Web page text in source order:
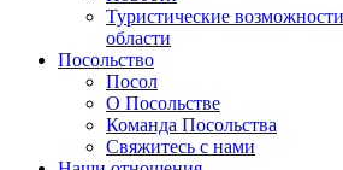
Туристические
области
Посольство
Посол
О Посольстве
Команда Посольства
Свяжитесь с нами